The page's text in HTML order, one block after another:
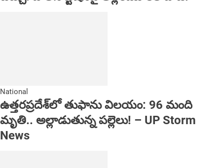
National
ఉత్తరప్రదేశ్‌లో తుఫాను విలయం: 96 మంది
మృతి.. అల్లాడుతున్న పల్లెలు! – UP Storm
News